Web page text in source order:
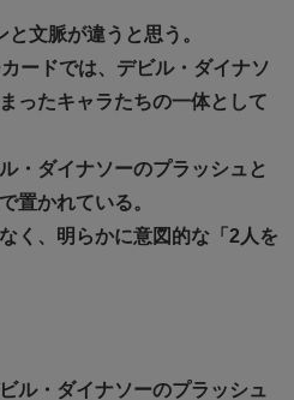
文脈が違うと思う。
ードでは、デビル・ダイナソ
ったキャラたちの一体として
・ダイナソーのプラッシュと
置かれている。
く、明らかに意図的な「2人を
ル・ダイナソーのプラッシュ